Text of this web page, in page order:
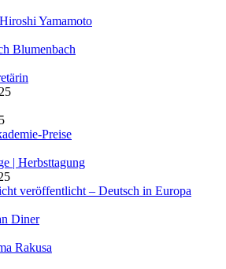
Yamamoto
Blumenbach
Preise
| Herbsttagung
veröffentlicht – Deutsch in Europa
Diner
Rakusa